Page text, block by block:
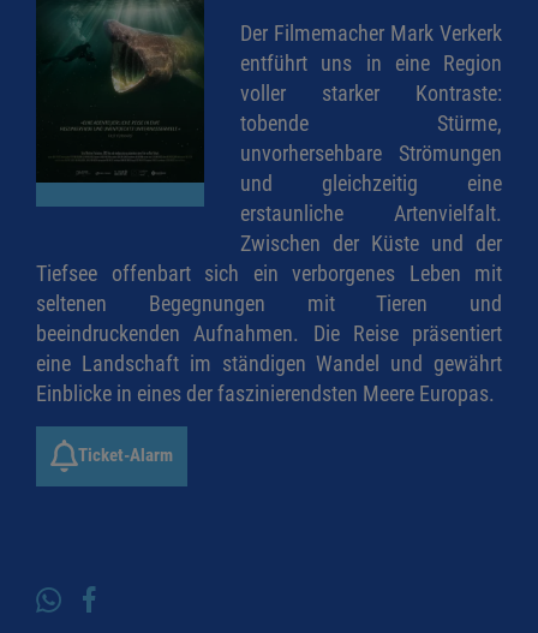
Der Filmemacher Mark Verkerk
entführt uns in eine Region
voller starker Kontraste:
tobende Stürme,
unvorhersehbare Strömungen
und gleichzeitig eine
erstaunliche Artenvielfalt.
Zwischen der Küste und der
Tiefsee offenbart sich ein verborgenes Leben mit
seltenen Begegnungen mit Tieren und
beeindruckenden Aufnahmen. Die Reise präsentiert
eine Landschaft im ständigen Wandel und gewährt
Einblicke in eines der faszinierendsten Meere Europas.
Ticket-Alarm